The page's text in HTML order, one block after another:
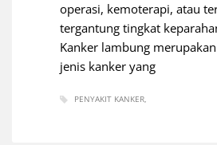
operasi, kemoterapi, atau
tergantung tingkat
Kanker lambung
jenis kanker yang
PENYAKIT KANKER